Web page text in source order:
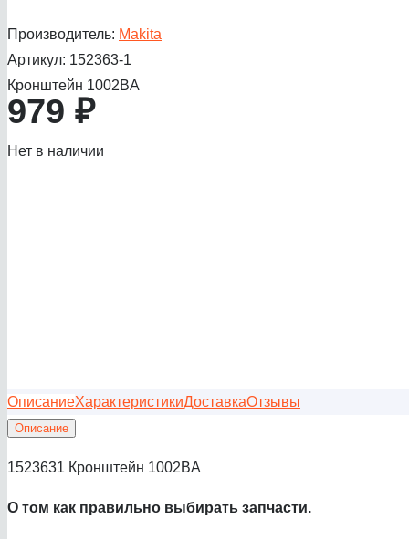
Производитель: Makita
Артикул: 152363-1
Кронштейн 1002BA
979 ₽
Нет в наличии
ОписаниеХарактеристикиДоставкаОтзывы
Описание
1523631 Кронштейн 1002BA
О том как правильно выбирать запчасти.